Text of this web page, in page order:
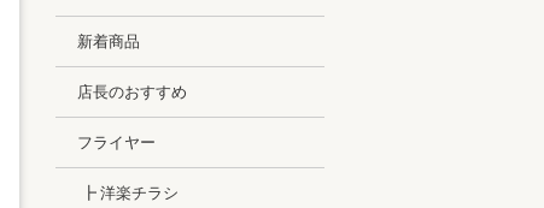
新着商品
店長のおすすめ
フライヤー
┣ 洋楽チラシ